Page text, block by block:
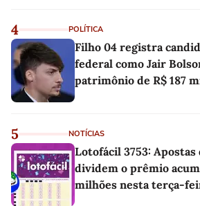
4 POLÍTICA
Filho 04 registra
federal como Jair
patrimônio de R$ 187
5 NOTÍCIAS
Lotofácil 3753: Apostas
dividem o prêmio
milhões nesta terça-